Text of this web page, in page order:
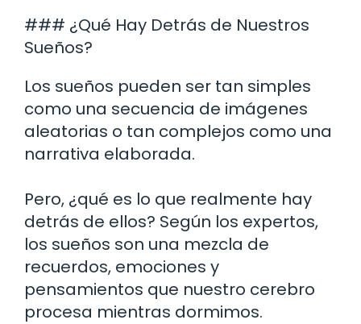
### ¿Qué Hay Detrás de Nuestros
Sueños?
Los sueños pueden ser tan simples
como una secuencia de imágenes
aleatorias o tan complejos como una
narrativa elaborada.
Pero, ¿qué es lo que realmente hay
detrás de ellos? Según los expertos,
los sueños son una mezcla de
recuerdos, emociones y
pensamientos que nuestro cerebro
procesa mientras dormimos.